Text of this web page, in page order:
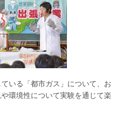
いる「都市ガス」について、お
環境性について実験を通じて楽